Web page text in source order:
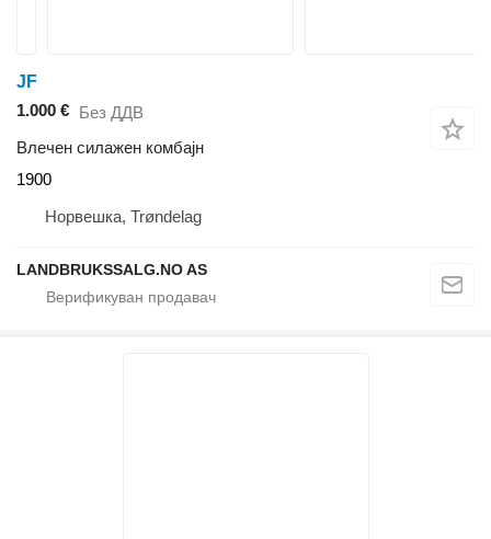
JF
1.000 € Без ДДВ
Влечен силажен комбајн
1900
Норвешка, Trøndelag
LANDBRUKSSALG.NO AS